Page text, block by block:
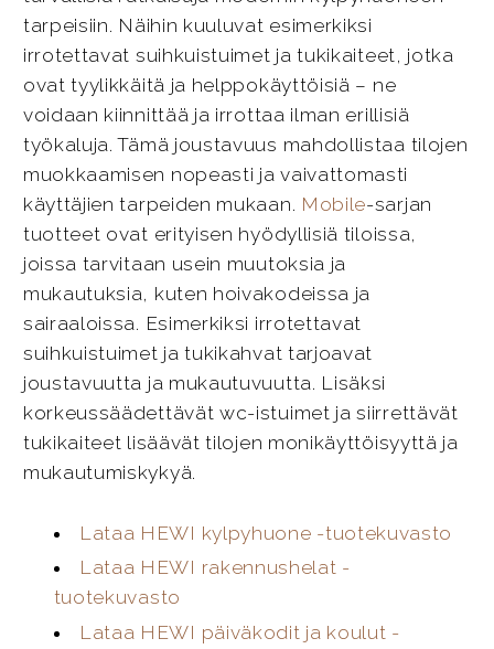
tarpeisiin. Näihin kuuluvat esimerkiksi
irrotettavat suihkuistuimet ja tukikaiteet, jotka
ovat tyylikkäitä ja helppokäyttöisiä – ne
voidaan kiinnittää ja irrottaa ilman erillisiä
työkaluja. Tämä joustavuus mahdollistaa tilojen
muokkaamisen nopeasti ja vaivattomasti
käyttäjien tarpeiden mukaan. Mobile-sarjan
tuotteet ovat erityisen hyödyllisiä tiloissa,
joissa tarvitaan usein muutoksia ja
mukautuksia, kuten hoivakodeissa ja
sairaaloissa. Esimerkiksi irrotettavat
suihkuistuimet ja tukikahvat tarjoavat
joustavuutta ja mukautuvuutta. Lisäksi
korkeussäädettävät wc-istuimet ja siirrettävät
tukikaiteet lisäävät tilojen monikäyttöisyyttä ja
mukautumiskykyä.
Lataa HEWI kylpyhuone -tuotekuvasto
Lataa HEWI rakennushelat -
tuotekuvasto
Lataa HEWI päiväkodit ja koulut -